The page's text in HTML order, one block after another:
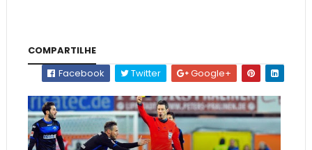
COMPARTILHE
Facebook
Twitter Google+